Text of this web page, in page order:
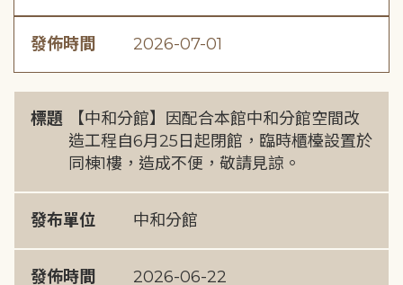
發佈時間 2026-07-01
標題
【中和分館】因配合本館中和分館空間改
造工程自6月25日起閉館，臨時櫃檯設置於
同棟1樓，造成不便，敬請見諒。
發布單位 中和分館
發佈時間 2026-06-22